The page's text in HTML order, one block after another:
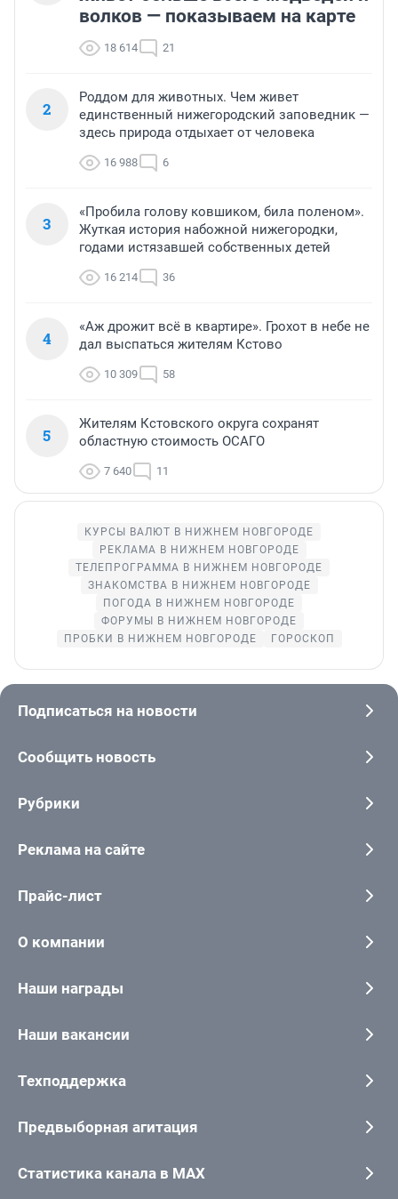
волков — показываем на карте
18 614 21
2
Роддом для животных. Чем живет
единственный нижегородский заповедник —
здесь природа отдыхает от человека
16 988 6
3
«Пробила голову ковшиком, била поленом».
Жуткая история набожной нижегородки,
годами истязавшей собственных детей
16 214 36
4
«Аж дрожит всё в квартире». Грохот в небе не
дал выспаться жителям Кстово
10 309 58
5
Жителям Кстовского округа сохранят
областную стоимость ОСАГО
7 640 11
КУРСЫ ВАЛЮТ В НИЖНЕМ НОВГОРОДЕ
РЕКЛАМА В НИЖНЕМ НОВГОРОДЕ
ТЕЛЕПРОГРАММА В НИЖНЕМ НОВГОРОДЕ
ЗНАКОМСТВА В НИЖНЕМ НОВГОРОДЕ
ПОГОДА В НИЖНЕМ НОВГОРОДЕ
ФОРУМЫ В НИЖНЕМ НОВГОРОДЕ
ПРОБКИ В НИЖНЕМ НОВГОРОДЕ
ГОРОСКОП
Подписаться на новости
Сообщить новость
Рубрики
Реклама на сайте
Прайс-лист
О компании
Наши награды
Наши вакансии
Техподдержка
Предвыборная агитация
Статистика канала в MAX